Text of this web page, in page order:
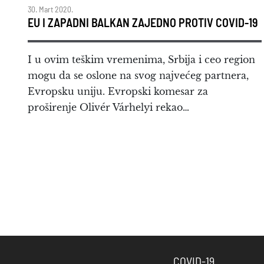
30. Mart 2020.
EU I ZAPADNI BALKAN ZAJEDNO PROTIV COVID-19
I u ovim teškim vremenima, Srbija i ceo region
mogu da se oslone na svog najvećeg partnera,
Evropsku uniju. Evropski komesar za
proširenje Olivér Várhelyi rekao…